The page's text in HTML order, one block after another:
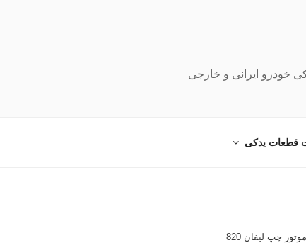
خودرو ایرانی و خارجی
قطعات یدکی
چپ لیفان 820